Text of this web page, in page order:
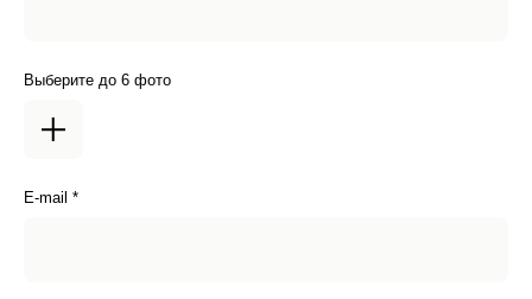
Выберите до 6 фото
E-mail *